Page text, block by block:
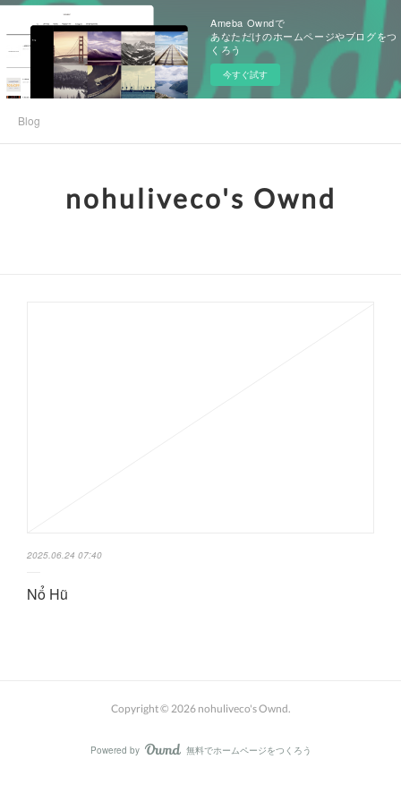
Ameba Owndで
あなただけのホームページやブログをつ
くろう
今すぐ試す
Blog
nohuliveco's Ownd
2025.06.24 07:40
Nổ Hũ
Copyright © 2026 nohuliveco's Ownd.
Powered by AmebaOwnd
無料でホームページをつくろう